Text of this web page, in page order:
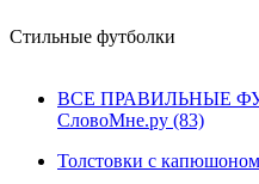
Стильные футболки
ВСЕ ПРАВИЛЬНЫЕ
СловоМне.ру (83)
Толстовки с